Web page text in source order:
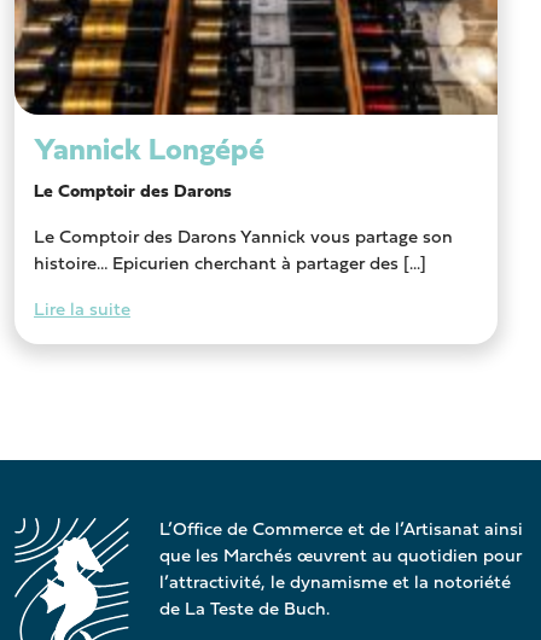
Yannick Longépé
Le Comptoir des Darons
Le Comptoir des Darons Yannick vous partage son
histoire… Epicurien cherchant à partager des [...]
Lire la suite
L’Office de Commerce et de l’Artisanat ainsi
que les Marchés œuvrent au quotidien pour
l’attractivité, le dynamisme et la notoriété
de La Teste de Buch.